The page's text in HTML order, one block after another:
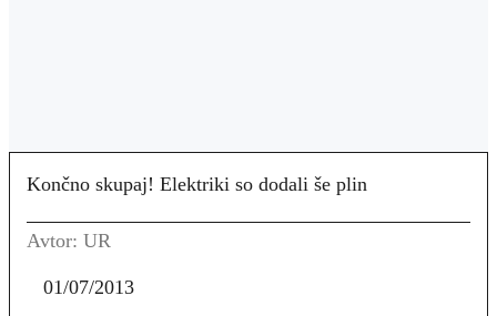
Končno skupaj! Elektriki so dodali še plin
Avtor: UR
01/07/2013